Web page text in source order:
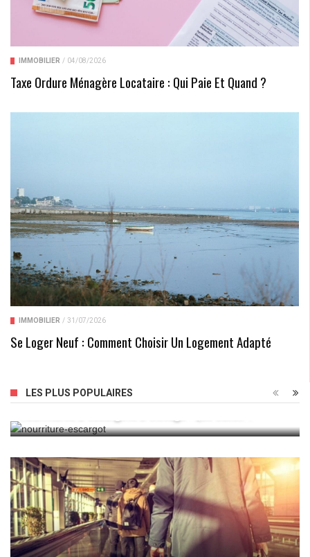
IMMOBILIER / 04/08/2026
Taxe Ordure Ménagère Locataire : Qui Paie Et Quand ?
IMMOBILIER / 31/07/2026
Se Loger Neuf : Comment Choisir Un Logement Adapté
LES PLUS POPULAIRES